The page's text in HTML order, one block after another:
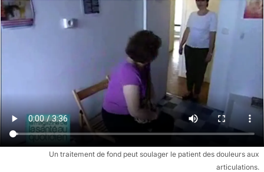
Un traitement de fond peut soulager le patient des douleurs aux
articulations.